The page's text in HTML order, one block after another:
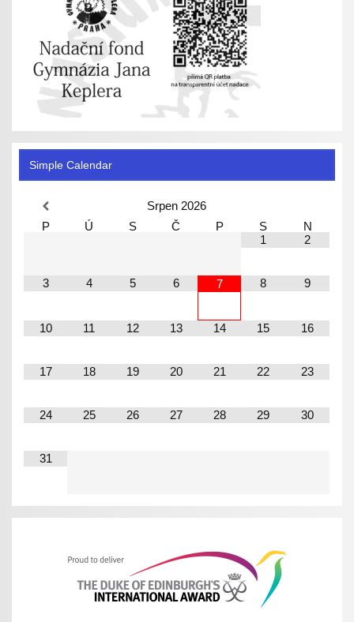
Simple Calendar
Srpen 2026
P
Ú S Č P S
N
1
2
3 4 5 6 7 8 9
10 11 12 13 14 15 16
17 18 19 20 21 22 23
24 25 26 27 28 29 30
31